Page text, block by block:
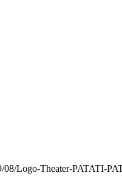
08/Logo-Theater-PATATI-